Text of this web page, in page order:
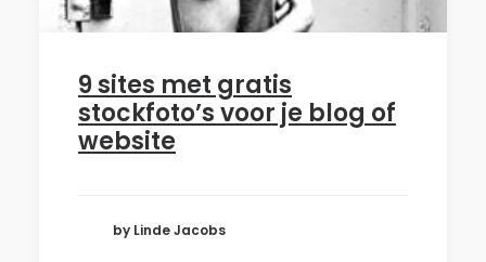
9 sites met gratis
stockfoto’s voor je blog of
website
by Linde Jacobs